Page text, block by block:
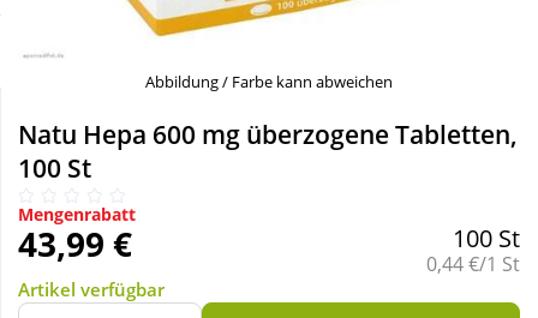
Täglich gut versorgt
Nahrungsergänzung
Natur & Homöopathie
Sanitätshaus
Abbildung / Farbe kann abweichen
Natu Hepa 600 mg überzogene Tabletten,
100 St
Mengenrabatt
43,99 € 100 St
Grundpreis:
0,44 €/1 St
Artikel verfügbar